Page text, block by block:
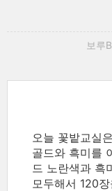
보루
오늘 꽃밭교실
골드와 흑미를
드 노란색과 흑
모두해서 120